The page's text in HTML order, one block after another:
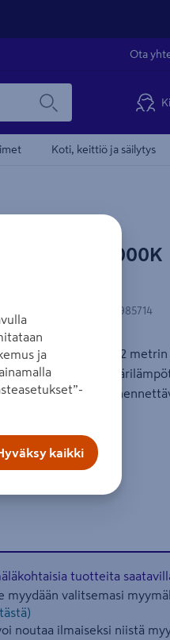
Ota
Koti, keittiö ja säilytys
EGLO 2m 3000K
9002759985714
joustava 2 metrin
valkoinen väri.
9,6 W. Nauha on
tuotteita
myydään valitsemasi
noutaa ilmaiseksi niistä
ja
kaikki